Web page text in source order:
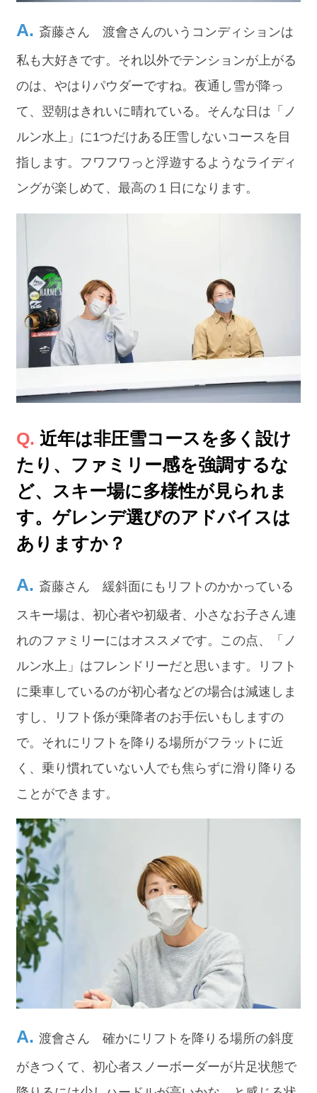
斎藤さん 渡會さんのいうコンディションは
私も大好きです。それ以外でテンションが上がる
のは、やはりパウダーですね。夜通し雪が降っ
て、翌朝はきれいに晴れている。そんな日は「ノ
ルン水上」に1つだけある圧雪しないコースを目
指します。フワフワっと浮遊するようなライディ
ングが楽しめて、最高の１日になります。
近年は非圧雪コースを多く設け
たり、ファミリー感を強調するな
ど、スキー場に多様性が見られま
す。ゲレンデ選びのアドバイスは
ありますか？
斎藤さん 緩斜面にもリフトのかかっている
スキー場は、初心者や初級者、小さなお子さん連
れのファミリーにはオススメです。この点、「ノ
ルン水上」はフレンドリーだと思います。リフト
に乗車しているのが初心者などの場合は減速しま
すし、リフト係が乗降者のお手伝いもしますの
で。それにリフトを降りる場所がフラットに近
く、乗り慣れていない人でも焦らずに滑り降りる
ことができます。
渡會さん 確かにリフトを降りる場所の斜度
がきつくて、初心者スノーボーダーが片足状態で